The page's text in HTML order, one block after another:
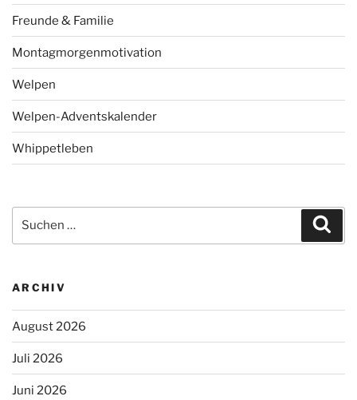
Freunde & Familie
Montagmorgenmotivation
Welpen
Welpen-Adventskalender
Whippetleben
nach:
ARCHIV
August 2026
Juli 2026
Juni 2026